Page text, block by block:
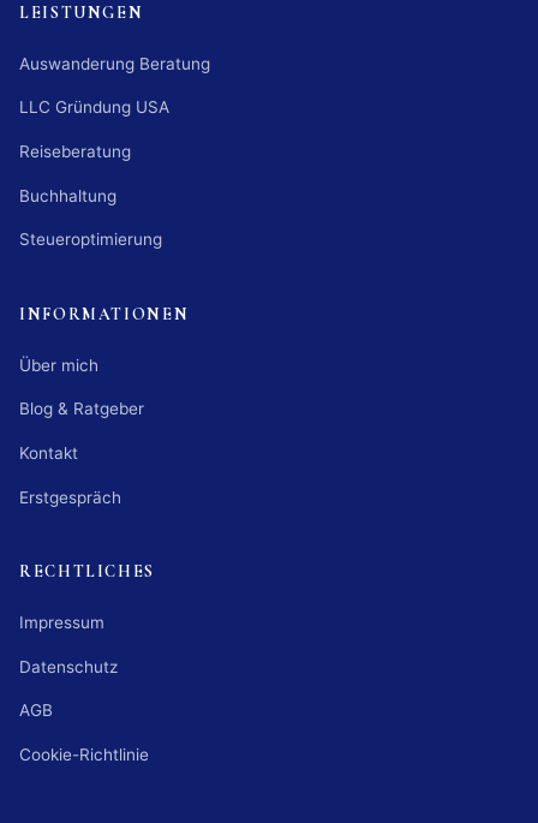
LEISTUNGEN
Auswanderung Beratung
LLC Gründung USA
Reiseberatung
Buchhaltung
Steueroptimierung
INFORMATIONEN
Über mich
Blog & Ratgeber
Kontakt
Erstgespräch
RECHTLICHES
Impressum
Datenschutz
AGB
Cookie-Richtlinie